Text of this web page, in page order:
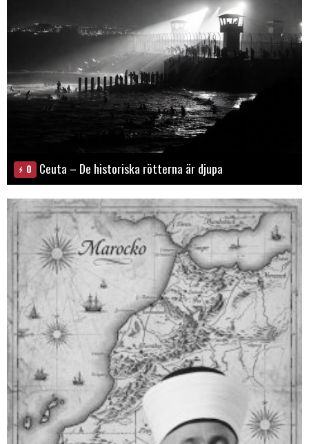
0 Ceuta – De historiska rötterna är djupa